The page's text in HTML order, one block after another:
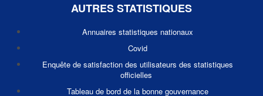
AUTRES STATISTIQUES
Annuaires statistiques nationaux
Covid
Enquête de satisfaction des utilisateurs des statistiques
officielles
Tableau de bord de la bonne gouvernance